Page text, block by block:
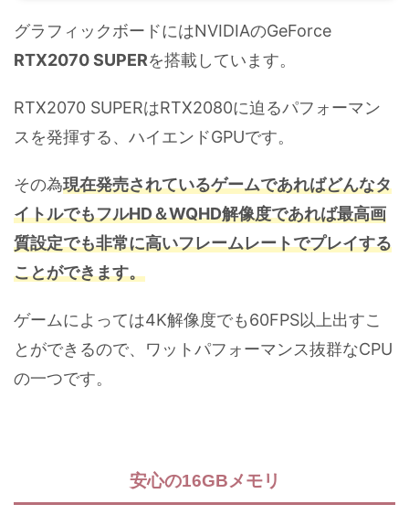
グラフィックボードにはNVIDIAのGeForce
RTX2070 SUPERを搭載しています。
RTX2070 SUPERはRTX2080に迫るパフォーマン
スを発揮する、ハイエンドGPUです。
その為現在発売されているゲームであればどんなタ
イトルでもフルHD＆WQHD解像度であれば最高画
質設定でも非常に高いフレームレートでプレイする
ことができます。
ゲームによっては4K解像度でも60FPS以上出すこ
とができるので、ワットパフォーマンス抜群なCPU
の一つです。
安心の16GBメモリ